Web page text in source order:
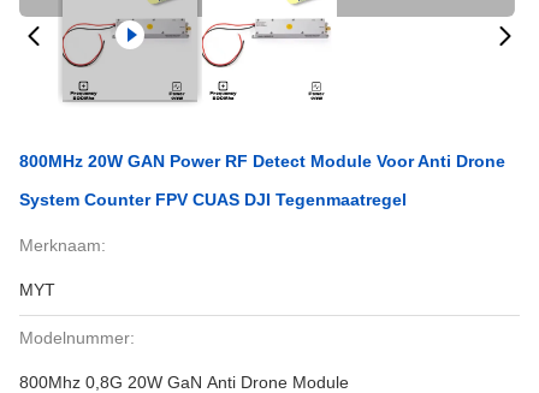
800MHz 20W GAN Power RF Detect Module Voor Anti Drone
System Counter FPV CUAS DJI Tegenmaatregel
Merknaam:
MYT
Modelnummer:
800Mhz 0,8G 20W GaN Anti Drone Module